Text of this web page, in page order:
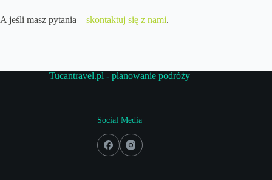
A jeśli masz pytania – skontaktuj się z nami.
Tucantravel.pl - planowanie podróży
Social Media